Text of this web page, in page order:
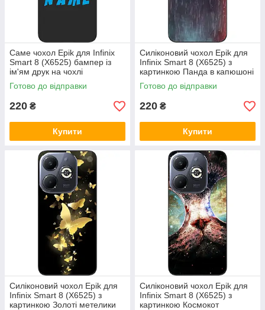
Саме чохол Epik для Infinix
Smart 8 (X6525) бампер із
ім'ям друк на чохлі
Готово до відправки
220 ₴
Купити
Силіконовий чохол Epik для
Infinix Smart 8 (X6525) з
картинкою Панда в капюшоні
Готово до відправки
220 ₴
Купити
Силіконовий чохол Epik для
Infinix Smart 8 (X6525) з
картинкою Золоті метелики
Силіконовий чохол Epik для
Infinix Smart 8 (X6525) з
картинкою Космокот